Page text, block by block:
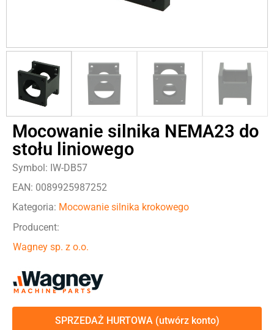
Mocowanie silnika NEMA23 do
stołu liniowego
Symbol: IW-DB57
EAN: 0089925987252
Kategoria: Mocowanie silnika krokowego
Producent:
Wagney sp. z o.o.
SPRZEDAŻ HURTOWA (utwórz konto)